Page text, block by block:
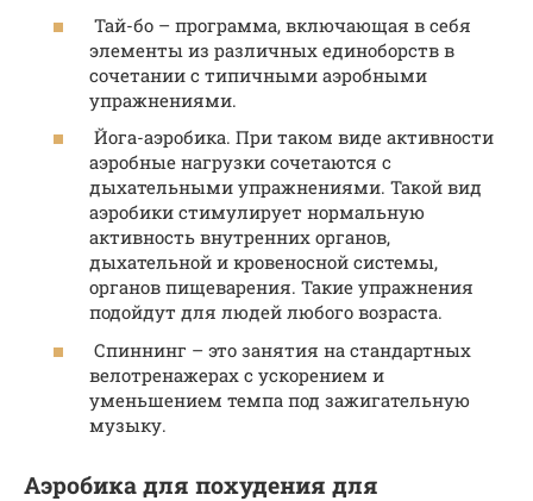
Тай-бо – программа, включающая в себя
элементы из различных единоборств в
сочетании с типичными аэробными
упражнениями.
Йога-аэробика. При таком виде активности
аэробные нагрузки сочетаются с
дыхательными упражнениями. Такой вид
аэробики стимулирует нормальную
активность внутренних органов,
дыхательной и кровеносной системы,
органов пищеварения. Такие упражнения
подойдут для людей любого возраста.
Спиннинг – это занятия на стандартных
велотренажерах с ускорением и
уменьшением темпа под зажигательную
музыку.
Аэробика для похудения для